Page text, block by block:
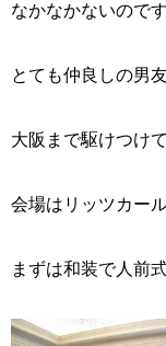
なかなかないので
とても仲良しの男
大阪まで駆けつけ
会場はリッツカール
まずは和装で人前式